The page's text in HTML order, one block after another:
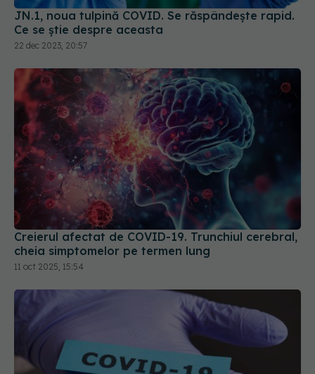
22 dec 2023, 20:57
Creierul afectat de COVID-19. Trunchiul cerebral,
cheia simptomelor pe termen lung
11 oct 2025, 15:54